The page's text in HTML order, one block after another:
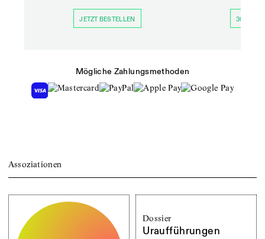
JETZT BESTELLEN 30 TAGE
Mögliche Zahlungsmethoden
Assoziationen
Dossier
Uraufführungen